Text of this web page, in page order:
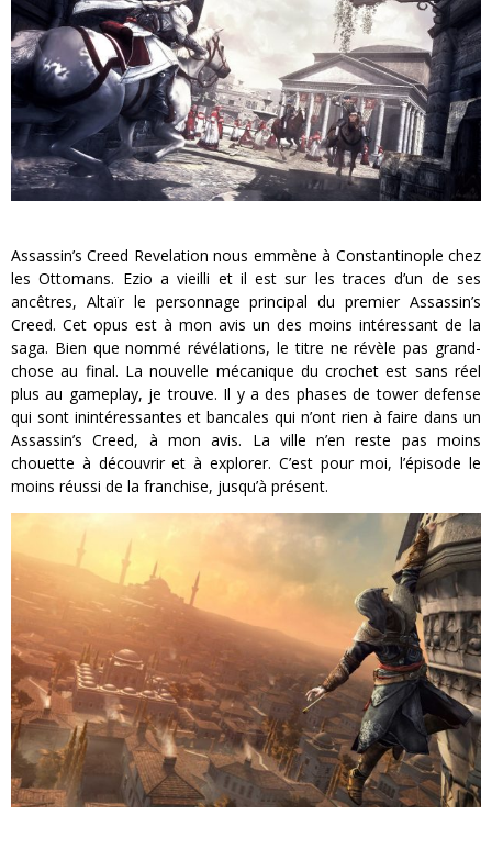
Assassin’s Creed Revelation nous emmène à Constantinople chez
les Ottomans. Ezio a vieilli et il est sur les traces d’un de ses
ancêtres, Altaïr le personnage principal du premier Assassin’s
Creed. Cet opus est à mon avis un des moins intéressant de la
saga. Bien que nommé révélations, le titre ne révèle pas grand-
chose au final. La nouvelle mécanique du crochet est sans réel
plus au gameplay, je trouve. Il y a des phases de tower defense
qui sont inintéressantes et bancales qui n’ont rien à faire dans un
Assassin’s Creed, à mon avis. La ville n’en reste pas moins
chouette à découvrir et à explorer. C’est pour moi, l’épisode le
moins réussi de la franchise, jusqu’à présent.